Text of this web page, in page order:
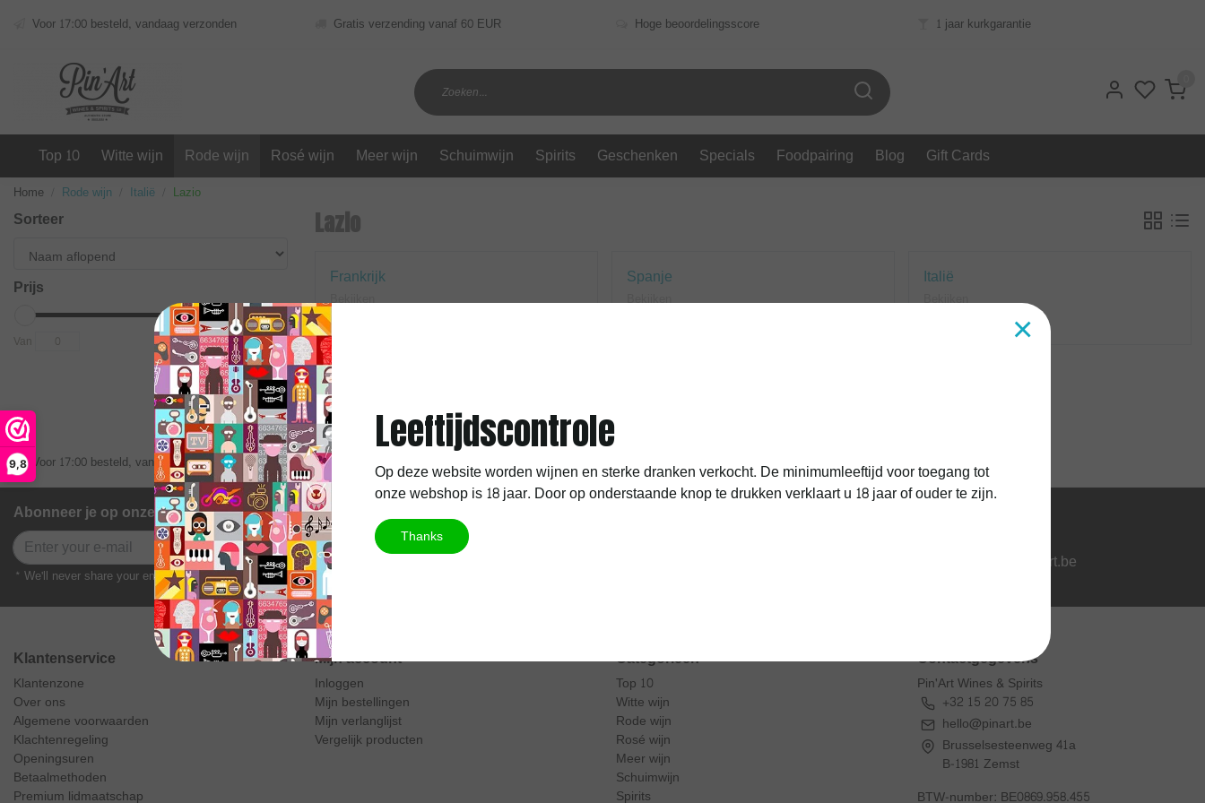
9,8
Voor 17:00 besteld, vandaag verzonden Gratis verzending vanaf 60 EUR Hoge beoordelingsscore 1 jaar kurkgarantie
Top 10 Witte wijn Rode wijn Rosé wijn Meer wijn Schuimwijn Spirits Geschenken Specials Foodpairing Blog Gift Cards
Home Rode wijn Italië Lazio
Sorteer
Prijs
Van To
Lazio
Nieuwe Wereld
Bekijken
Frankrijk
Bekijken
Spanje
Bekijken
Italië
Bekijken
Geen producten gevonden!
Voor 17:00 besteld, vandaag verzonden Gratis verzending vanaf 60 EUR Hoge beoordelingsscore 1 jaar kurkgarantie
Abonneer je op onze nieuwsbrief
Abonneer
* We'll never share your email with anyone else.
hello@pinart.be
Klantenservice
Klantenzone
Over ons
Algemene voorwaarden
Klachtenregeling
Openingsuren
Betaalmethoden
Premium lidmaatschap
Mijn account
Inloggen
Mijn bestellingen
Mijn verlanglijst
Vergelijk producten
Categorieën
Top 10
Witte wijn
Rode wijn
Rosé wijn
Meer wijn
Schuimwijn
Spirits
Contactgegevens
Pin'Art Wines & Spirits
+32 15 20 75 85
hello@pinart.be
Brusselsesteenweg 41a
B-1981 Zemst
BTW-number: BE0869.958.455
×
Leeftijdscontrole
Op deze website worden wijnen en sterke dranken verkocht. De minimumleeftijd voor toegang tot
onze webshop is 18 jaar. Door op onderstaande knop te drukken verklaart u 18 jaar of ouder te zijn.
Thanks